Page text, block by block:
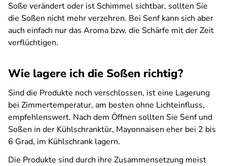
Soße verändert oder ist Schimmel sichtbar, sollten Sie
die Soßen nicht mehr verzehren. Bei Senf kann sich aber
auch einfach nur das Aroma bzw. die Schärfe mit der Zeit
verflüchtigen.
Wie lagere ich die Soßen richtig?
Sind die Produkte noch verschlossen, ist eine Lagerung
bei Zimmertemperatur, am besten ohne Lichteinfluss,
empfehlenswert. Nach dem Öffnen sollten Sie Senf und
Soßen in der Kühlschranktür, Mayonnaisen eher bei 2 bis
6 Grad, im Kühlschrank lagern.
Die Produkte sind durch ihre Zusammensetzung meist